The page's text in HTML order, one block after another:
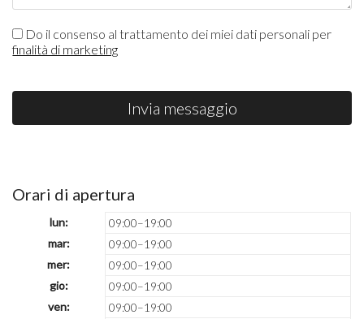
Do il consenso al trattamento dei miei dati personali per
finalità di marketing
Invia messaggio
Orari di apertura
lun:
09:00–19:00
mar:
09:00–19:00
mer:
09:00–19:00
gio:
09:00–19:00
ven:
09:00–19:00